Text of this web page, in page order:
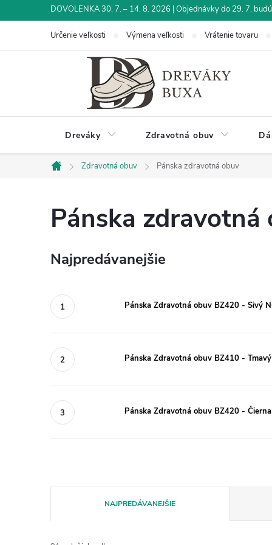
na
DOVOLENKA 30. 7. – 14. 8. 2026 | Objednávky do 29. 7.
Určenie veľkosti Výmena veľkosti Vrátenie tovaru
Dreváky Zdravotná obuv
Domov
Zdravotná obuv Pánska zdravotná obuv
Pánska zdravotná
Najpredávanejšie
Pánska Zdravotná obuv BZ420 - Sivý
Pánska Zdravotná obuv BZ410 -
Pánska Zdravotná obuv BZ420 - Čierna
NAJPREDÁVANEJŠIE